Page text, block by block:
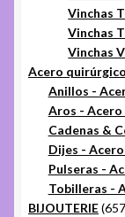
Vinchas
Vinchas
Vinchas
Acero quirúrgico
Anillos -
Aros -
Cadenas &
Dijes -
Pulseras -
Tobilleras -
BIJOUTERIE 657